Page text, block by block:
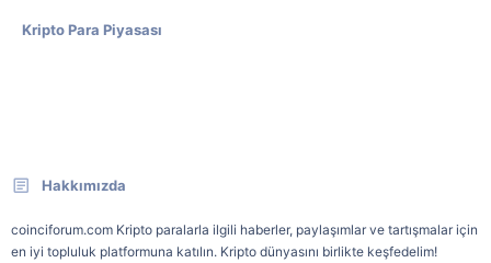
Kripto Para Piyasası
Hakkımızda
coinciforum.com Kripto paralarla ilgili haberler, paylaşımlar ve tartışmalar için
en iyi topluluk platformuna katılın. Kripto dünyasını birlikte keşfedelim!